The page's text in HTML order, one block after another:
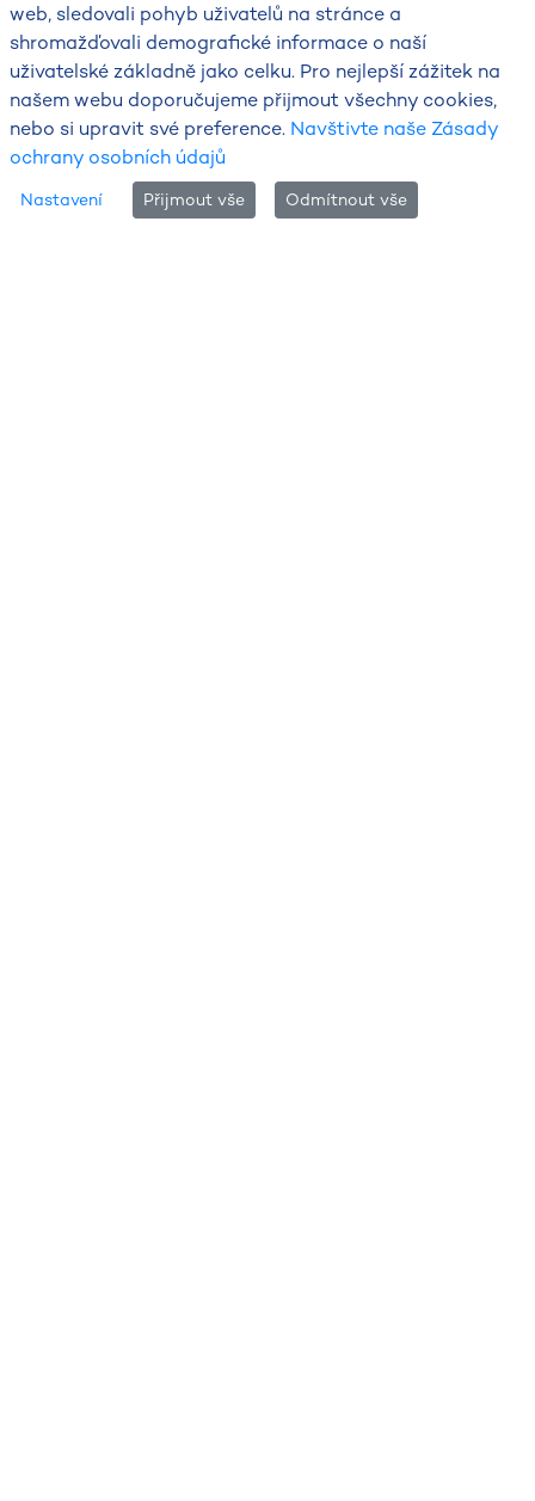
web, sledovali pohyb uživatelů na stránce a
shromažďovali demografické informace o naší
uživatelské základně jako celku. Pro nejlepší zážitek na
našem webu doporučujeme přijmout všechny cookies,
nebo si upravit své preference. Navštivte naše Zásady
ochrany osobních údajů
Nastavení Přijmout vše Odmítnout vše